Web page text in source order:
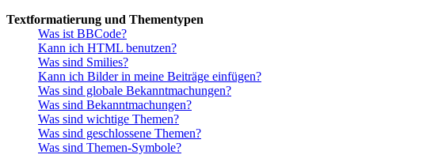
Textformatierung und Thementypen
Was ist BBCode?
Kann ich HTML benutzen?
Was sind Smilies?
Kann ich Bilder in meine Beiträge einfügen?
Was sind globale Bekanntmachungen?
Was sind Bekanntmachungen?
Was sind wichtige Themen?
Was sind geschlossene Themen?
Was sind Themen-Symbole?